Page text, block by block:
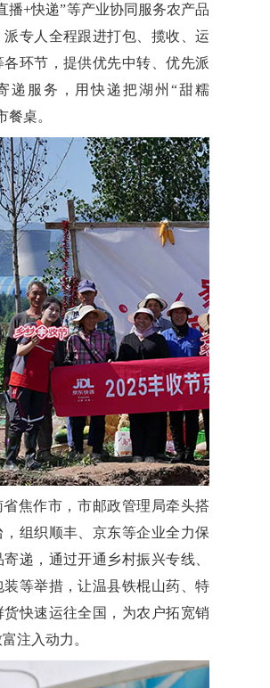
播+快递”等产业协同服务农产品
派专人全程跟进打包、揽收、运
各环节，提供优先中转、优先派
递服务，用快递把湖州“甜糯
餐桌。
省焦作市，市邮政管理局牵头搭
，组织顺丰、京东等企业全力保
递，通过开通乡村振兴专线、
装等举措，让温县铁棍山药、特
货快速运往全国，为农户拓宽销
注入动力。